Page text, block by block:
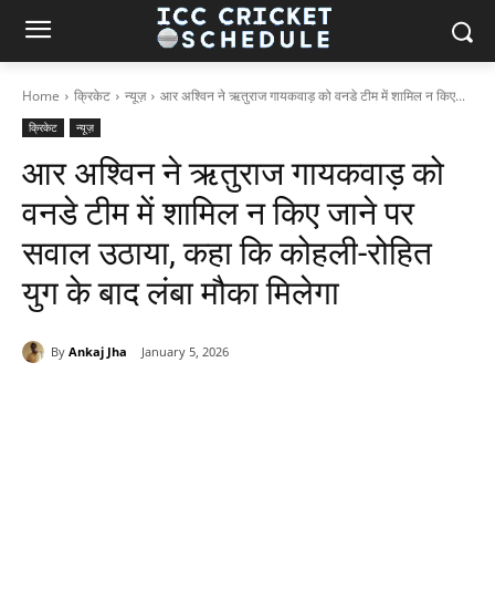
Home क्रिकेट न्यूज़ आर अश्विन ने ऋतुराज गायकवाड़ को वनडे टीम में शामिल न किए...
क्रिकेट न्यूज़
आर अश्विन ने ऋतुराज गायकवाड़ को
वनडे टीम में शामिल न किए जाने पर
सवाल उठाया, कहा कि कोहली-रोहित
युग के बाद लंबा मौका मिलेगा
By Ankaj Jha January 5, 2026